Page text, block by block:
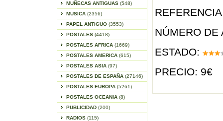
MUÑECAS ANTIGUAS (548)
MUSICA (2356)
PAPEL ANTIGUO (3553)
POSTALES (4418)
POSTALES AFRICA (1669)
POSTALES AMERICA (615)
POSTALES ASIA (97)
POSTALES DE ESPAÑA (27146)
POSTALES EUROPA (5261)
POSTALES OCEANIA (8)
PUBLICIDAD (200)
RADIOS (115)
NÚMERO DE
ESTADO:
PRECIO: 9€